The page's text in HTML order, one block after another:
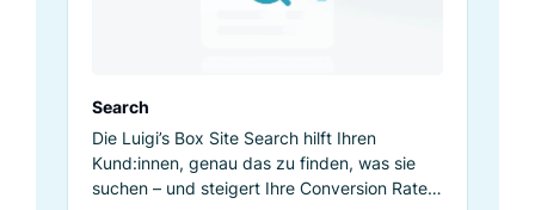
Search
Die Luigi’s Box Site Search hilft Ihren
Kund:innen, genau das zu finden, was sie
suchen – und steigert Ihre Conversion Rate